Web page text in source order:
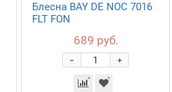
Блесна BAY DE NOC 7016
FLT FON
689 руб.
+
-